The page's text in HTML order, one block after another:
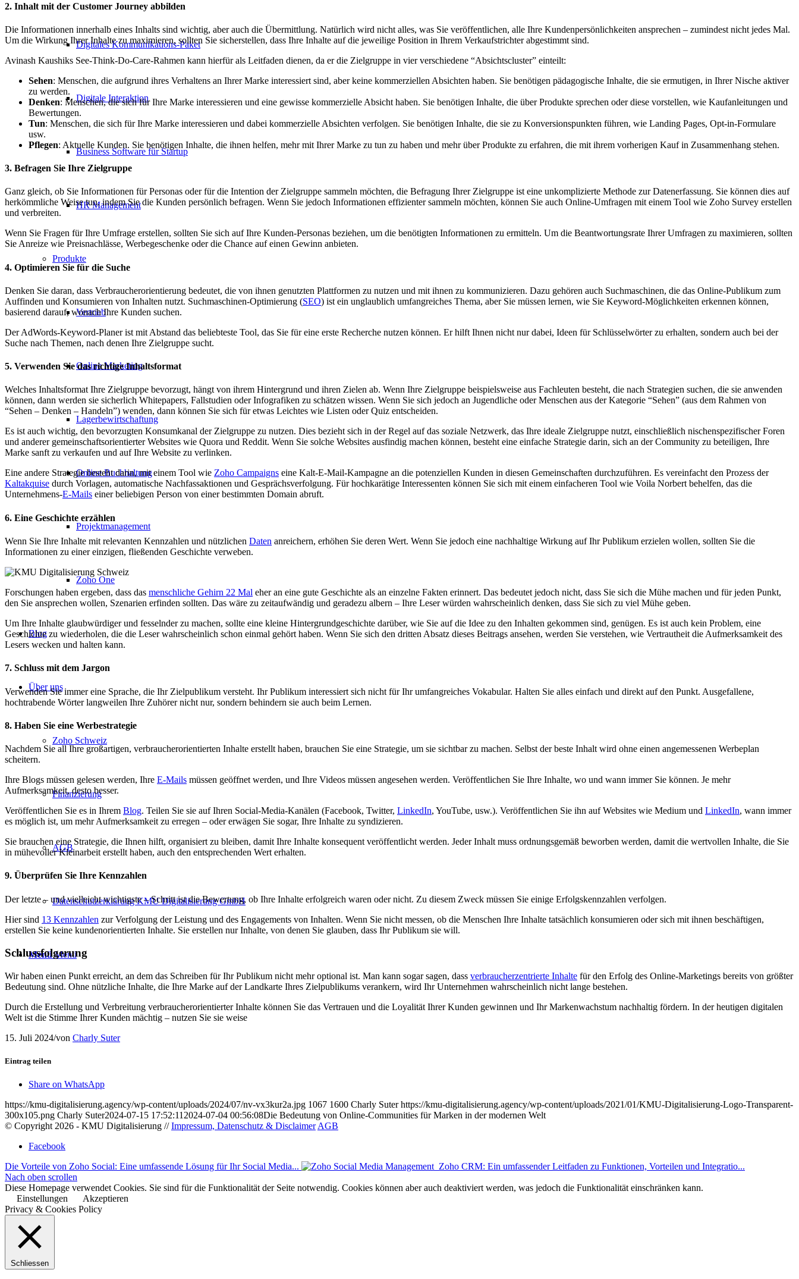
Digitales Kommunikations-Paket
Digitale Interaktion
Business Software für Startup
HR Management
Produkte
Vertrieb
Online Marketing
Lagerbewirtschaftung
Online Buchhaltung
Projektmanagement
Zoho One
Blog
Über uns
Zoho Schweiz
Finanzierung
AGB
Datenschutzerklärung KMU Digitalisierung GmbH
Menü Menü
2. Inhalt mit der Customer Journey abbilden
Die Informationen innerhalb eines Inhalts sind wichtig, aber auch die Übermittlung. Natürlich wird nicht alles, was Sie veröffentlichen, alle Ihre Kundenpersönlichkeiten ansprechen – zumindest nicht jedes Mal.
Um die Wirkung Ihrer Inhalte zu maximieren, sollten Sie sicherstellen, dass Ihre Inhalte auf die jeweilige Position in Ihrem Verkaufstrichter abgestimmt sind.
Avinash Kaushiks See-Think-Do-Care-Rahmen kann hierfür als Leitfaden dienen, da er die Zielgruppe in vier verschiedene “Absichtscluster” einteilt:
Sehen: Menschen, die aufgrund ihres Verhaltens an Ihrer Marke interessiert sind, aber keine kommerziellen Absichten haben. Sie benötigen pädagogische Inhalte, die sie ermutigen, in Ihrer Nische aktiver
zu werden.
Denken: Menschen, die sich für Ihre Marke interessieren und eine gewisse kommerzielle Absicht haben. Sie benötigen Inhalte, die über Produkte sprechen oder diese vorstellen, wie Kaufanleitungen und
Bewertungen.
Tun: Menschen, die sich für Ihre Marke interessieren und dabei kommerzielle Absichten verfolgen. Sie benötigen Inhalte, die sie zu Konversionspunkten führen, wie Landing Pages, Opt-in-Formulare
usw.
Pflegen: Aktuelle Kunden. Sie benötigen Inhalte, die ihnen helfen, mehr mit Ihrer Marke zu tun zu haben und mehr über Produkte zu erfahren, die mit ihrem vorherigen Kauf in Zusammenhang stehen.
3. Befragen Sie Ihre Zielgruppe
Ganz gleich, ob Sie Informationen für Personas oder für die Intention der Zielgruppe sammeln möchten, die Befragung Ihrer Zielgruppe ist eine unkomplizierte Methode zur Datenerfassung. Sie können dies auf
herkömmliche Weise tun, indem Sie die Kunden persönlich befragen. Wenn Sie jedoch Informationen effizienter sammeln möchten, können Sie auch Online-Umfragen mit einem Tool wie Zoho Survey erstellen
und verbreiten.
Wenn Sie Fragen für Ihre Umfrage erstellen, sollten Sie sich auf Ihre Kunden-Personas beziehen, um die benötigten Informationen zu ermitteln. Um die Beantwortungsrate Ihrer Umfragen zu maximieren, sollten
Sie Anreize wie Preisnachlässe, Werbegeschenke oder die Chance auf einen Gewinn anbieten.
4. Optimieren Sie für die Suche
Denken Sie daran, dass Verbraucherorientierung bedeutet, die von ihnen genutzten Plattformen zu nutzen und mit ihnen zu kommunizieren. Dazu gehören auch Suchmaschinen, die das Online-Publikum zum
Auffinden und Konsumieren von Inhalten nutzt. Suchmaschinen-Optimierung (SEO) ist ein unglaublich umfangreiches Thema, aber Sie müssen lernen, wie Sie Keyword-Möglichkeiten erkennen können,
basierend darauf, wonach Ihre Kunden suchen.
Der AdWords-Keyword-Planer ist mit Abstand das beliebteste Tool, das Sie für eine erste Recherche nutzen können. Er hilft Ihnen nicht nur dabei, Ideen für Schlüsselwörter zu erhalten, sondern auch bei der
Suche nach Themen, nach denen Ihre Zielgruppe sucht.
5. Verwenden Sie das richtige Inhaltsformat
Welches Inhaltsformat Ihre Zielgruppe bevorzugt, hängt von ihrem Hintergrund und ihren Zielen ab. Wenn Ihre Zielgruppe beispielsweise aus Fachleuten besteht, die nach Strategien suchen, die sie anwenden
können, dann werden sie sicherlich Whitepapers, Fallstudien oder Infografiken zu schätzen wissen. Wenn Sie sich jedoch an Jugendliche oder Menschen aus der Kategorie “Sehen” (aus dem Rahmen von
“Sehen – Denken – Handeln”) wenden, dann können Sie sich für etwas Leichtes wie Listen oder Quiz entscheiden.
Es ist auch wichtig, den bevorzugten Konsumkanal der Zielgruppe zu nutzen. Dies bezieht sich in der Regel auf das soziale Netzwerk, das Ihre ideale Zielgruppe nutzt, einschließlich nischenspezifischer Foren
und anderer gemeinschaftsorientierter Websites wie Quora und Reddit. Wenn Sie solche Websites ausfindig machen können, besteht eine einfache Strategie darin, sich an der Community zu beteiligen, Ihre
Marke sanft zu verkaufen und auf Ihre Website zu verlinken.
Eine andere Strategie besteht darin, mit einem Tool wie Zoho Campaigns eine Kalt-E-Mail-Kampagne an die potenziellen Kunden in diesen Gemeinschaften durchzuführen. Es vereinfacht den Prozess der
Kaltakquise durch Vorlagen, automatische Nachfassaktionen und Gesprächsverfolgung. Für hochkarätige Interessenten können Sie sich mit einem einfacheren Tool wie Voila Norbert behelfen, das die
Unternehmens-E-Mails einer beliebigen Person von einer bestimmten Domain abruft.
6. Eine Geschichte erzählen
Wenn Sie Ihre Inhalte mit relevanten Kennzahlen und nützlichen Daten anreichern, erhöhen Sie deren Wert. Wenn Sie jedoch eine nachhaltige Wirkung auf Ihr Publikum erzielen wollen, sollten Sie die
Informationen zu einer einzigen, fließenden Geschichte verweben.
Forschungen haben ergeben, dass das menschliche Gehirn 22 Mal eher an eine gute Geschichte als an einzelne Fakten erinnert. Das bedeutet jedoch nicht, dass Sie sich die Mühe machen und für jeden Punkt,
den Sie ansprechen wollen, Szenarien erfinden sollten. Das wäre zu zeitaufwändig und geradezu albern – Ihre Leser würden wahrscheinlich denken, dass Sie sich zu viel Mühe geben.
Um Ihre Inhalte glaubwürdiger und fesselnder zu machen, sollte eine kleine Hintergrundgeschichte darüber, wie Sie auf die Idee zu den Inhalten gekommen sind, genügen. Es ist auch kein Problem, eine
Geschichte zu wiederholen, die die Leser wahrscheinlich schon einmal gehört haben. Wenn Sie sich den dritten Absatz dieses Beitrags ansehen, werden Sie verstehen, wie Vertrautheit die Aufmerksamkeit des
Lesers wecken und halten kann.
7. Schluss mit dem Jargon
Verwenden Sie immer eine Sprache, die Ihr Zielpublikum versteht. Ihr Publikum interessiert sich nicht für Ihr umfangreiches Vokabular. Halten Sie alles einfach und direkt auf den Punkt. Ausgefallene,
hochtrabende Wörter langweilen Ihre Zuhörer nicht nur, sondern behindern sie auch beim Lernen.
8. Haben Sie eine Werbestrategie
Nachdem Sie all Ihre großartigen, verbraucherorientierten Inhalte erstellt haben, brauchen Sie eine Strategie, um sie sichtbar zu machen. Selbst der beste Inhalt wird ohne einen angemessenen Werbeplan
scheitern.
Ihre Blogs müssen gelesen werden, Ihre E-Mails müssen geöffnet werden, und Ihre Videos müssen angesehen werden. Veröffentlichen Sie Ihre Inhalte, wo und wann immer Sie können. Je mehr
Aufmerksamkeit, desto besser.
Veröffentlichen Sie es in Ihrem Blog. Teilen Sie sie auf Ihren Social-Media-Kanälen (Facebook, Twitter, LinkedIn, YouTube, usw.). Veröffentlichen Sie ihn auf Websites wie Medium und LinkedIn, wann immer
es möglich ist, um mehr Aufmerksamkeit zu erregen – oder erwägen Sie sogar, Ihre Inhalte zu syndizieren.
Sie brauchen eine Strategie, die Ihnen hilft, organisiert zu bleiben, damit Ihre Inhalte konsequent veröffentlicht werden. Jeder Inhalt muss ordnungsgemäß beworben werden, damit die wertvollen Inhalte, die Sie
in mühevoller Kleinarbeit erstellt haben, auch den entsprechenden Wert erhalten.
9. Überprüfen Sie Ihre Kennzahlen
Der letzte – und vielleicht wichtigste – Schritt ist die Bewertung, ob Ihre Inhalte erfolgreich waren oder nicht. Zu diesem Zweck müssen Sie einige Erfolgskennzahlen verfolgen.
Hier sind 13 Kennzahlen zur Verfolgung der Leistung und des Engagements von Inhalten. Wenn Sie nicht messen, ob die Menschen Ihre Inhalte tatsächlich konsumieren oder sich mit ihnen beschäftigen,
erstellen Sie keine kundenorientierten Inhalte. Sie erstellen nur Inhalte, von denen Sie glauben, dass Ihr Publikum sie will.
Schlussfolgerung
Wir haben einen Punkt erreicht, an dem das Schreiben für Ihr Publikum nicht mehr optional ist. Man kann sogar sagen, dass verbraucherzentrierte Inhalte für den Erfolg des Online-Marketings bereits von größter
Bedeutung sind. Ohne nützliche Inhalte, die Ihre Marke auf der Landkarte Ihres Zielpublikums verankern, wird Ihr Unternehmen wahrscheinlich nicht lange bestehen.
Durch die Erstellung und Verbreitung verbraucherorientierter Inhalte können Sie das Vertrauen und die Loyalität Ihrer Kunden gewinnen und Ihr Markenwachstum nachhaltig fördern. In der heutigen digitalen
Welt ist die Stimme Ihrer Kunden mächtig – nutzen Sie sie weise
15. Juli 2024/von Charly Suter
Eintrag teilen
Share on WhatsApp
https://kmu-digitalisierung.agency/wp-content/uploads/2024/07/nv-vx3kur2a.jpg 1067 1600 Charly Suter https://kmu-digitalisierung.agency/wp-content/uploads/2021/01/KMU-Digitalisierung-Logo-Transparent-
300x105.png Charly Suter2024-07-15 17:52:11 2024-07-04 00:56:08Die Bedeutung von Online-Communities für Marken in der modernen Welt
© Copyright 2026 - KMU Digitalisierung //Impressum, Datenschutz & Disclaimer AGB
Facebook
Die Vorteile von Zoho Social: Eine umfassende Lösung für Ihr Social Media...
Zoho CRM: Ein umfassender Leitfaden zu Funktionen, Vorteilen und Integratio...
Nach oben scrollen
Diese Homepage verwendet Cookies. Sie sind für die Funktionalität der Seite notwendig. Cookies können aber auch deaktiviert werden, was jedoch die Funktionalität einschränken kann.
Einstellungen
Akzeptieren
Privacy & Cookies Policy
Schliessen